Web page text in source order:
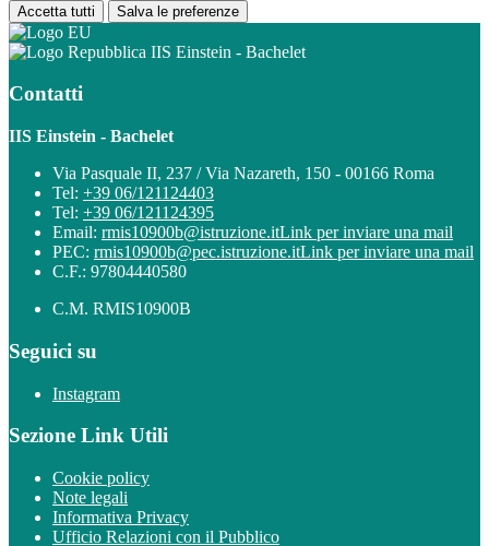
Accetta tutti Salva le preferenze
IIS Einstein - Bachelet
Contatti
IIS Einstein - Bachelet
Via Pasquale II, 237 / Via Nazareth, 150 - 00166 Roma
Tel: +39 06/121124403
Tel: +39 06/121124395
Email: rmis10900b@istruzione.itLink per inviare una mail
PEC: rmis10900b@pec.istruzione.itLink per inviare una mail
C.F.: 97804440580
C.M. RMIS10900B
Seguici su
Instagram
Sezione Link Utili
Cookie policy
Note legali
Informativa Privacy
Ufficio Relazioni con il Pubblico